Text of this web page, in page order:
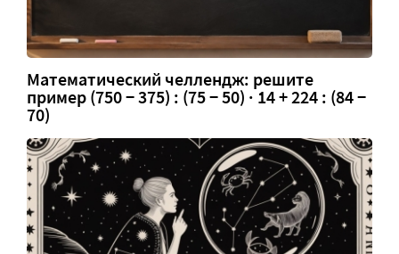
Математический челлендж: решите
пример (750 − 375) : (75 − 50) · 14 + 224 : (84 −
70)